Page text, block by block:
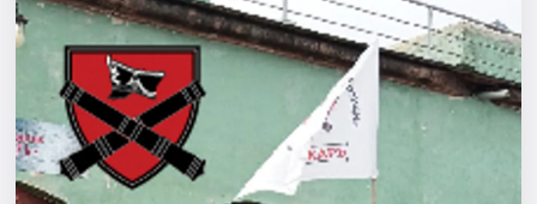
Выставки
Квесты
Экскурсии
Спорт